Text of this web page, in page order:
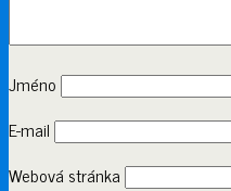
Jméno
E-mail
Webová stránka